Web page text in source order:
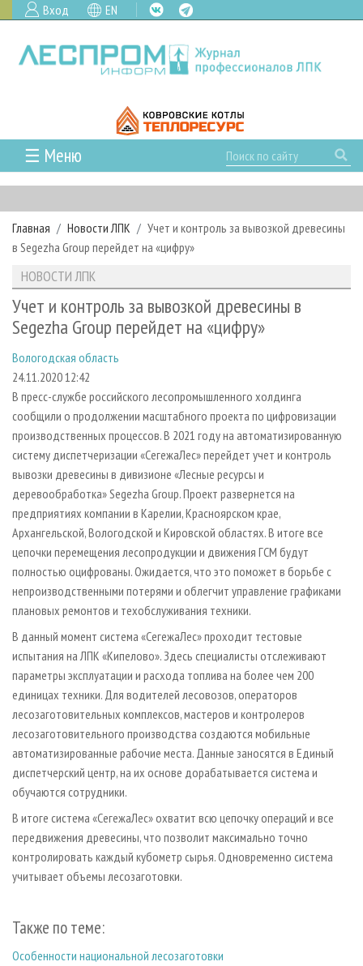
Вход EN
☰ Меню
ГЛАВНАЯ
РУБРИКИ И ТЕМЫ
РУБРИКИ ЖУРНАЛА
ЛЕСОЗАГОТОВКА
ЛЕСОПИЛЕНИЕ
СУШКА ДРЕВЕСИНЫ
ПРОИЗВОДСТВО ДРЕВЕСНЫХ ПЛИТ
ДЕРЕВЯННОЕ ДОМОСТРОЕНИЕ
ПРОИЗВОДСТВО МЕБЕЛИ
БИОЭНЕРГЕТИКА
ЦБП
ИНСТРУМЕНТ И МАТЕРИАЛЫ
НОВОСТИ
НОВОСТИ ЛПК
НОВОСТИ ЖУРНАЛА
ПРОЕКТЫ ЛПИ
АНАЛИТИКА
ПРЕДПРИЯТИЯ ЛПК
ПЕРСОНЫ
МОБИЛЬНЫЕ ВЫСТАВКИ
ОФИЦИАЛЬНЫЕ ДЕЛЕГАЦИИ
ПРИОРИТЕТНЫЕ ИНВЕСТПРОЕКТЫ
RUSSIAN FORESTRY REVIEW
ГАЗЕТА ЛЕСПРОМФОРУМ
БИБЛИОТЕКА СПЕЦИАЛИСТА
АРХИВ ЖУРНАЛОВ
О ЖУРНАЛЕ
ПОДПИСКА
КОНТАКТЫ
РЕКЛАМОДАТЕЛЯМ
РЕКЛАМА
РЕКЛАМА НА САЙТЕ
Главная Новости ЛПК
Учет и контроль за вывозкой древесины
в Segezha Group перейдет на «цифру»
НОВОСТИ ЛПК
Учет и контроль за вывозкой древесины в
Segezha Group перейдет на «цифру»
Вологодская область
24.11.2020 12:42
В пресс-службе российского лесопромышленного холдинга
сообщили о продолжении масштабного проекта по цифровизации
производственных процессов. В 2021 году на автоматизированную
систему диспетчеризации «СегежаЛес» перейдет учет и контроль
вывозки древесины в дивизионе «Лесные ресурсы и
деревообработка» Segezha Group. Проект развернется на
предприятиях компании в Карелии, Красноярском крае,
Архангельской, Вологодской и Кировской областях. В итоге все
цепочки перемещения лесопродукции и движения ГСМ будут
полностью оцифрованы. Ожидается, что это поможет в борьбе с
непроизводственными потерями и облегчит управление графиками
плановых ремонтов и техобслуживания техники.
В данный момент система «СегежаЛес» проходит тестовые
испытания на ЛПК «Кипелово». Здесь специалисты отслеживают
параметры эксплуатации и расхода топлива на более чем 200
единицах техники. Для водителей лесовозов, операторов
лесозаготовительных комплексов, мастеров и контролеров
лесозаготовительного производства создаются мобильные
автоматизированные рабочие места. Данные заносятся в Единый
диспетчерский центр, на их основе дорабатывается система и
обучаются сотрудники.
В итоге система «СегежаЛес» охватит всю цепочку операций и все
передвижения древесины, что позволит максимально точно
контролировать каждый кубометр сырья. Одновременно система
учитывает объемы лесозаготовки.
Также по теме:
Особенности национальной лесозаготовки